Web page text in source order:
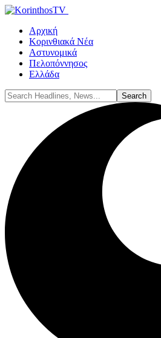
Αρχική
Κορινθιακά Νέα
Αστυνομικά
Πελοπόννησος
Ελλάδα